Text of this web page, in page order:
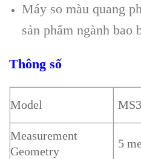
Máy so màu quang
sản phẩm ngành bao
Thông số
Model
Measurement
Geometry
5